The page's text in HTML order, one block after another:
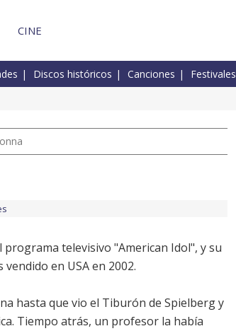
CINE
Discos históricos Canciones Festivales
televisivo "American Idol", y su
en USA en 2002.
hasta que vio el Tiburón de Spielberg y
Tiempo atrás, un profesor la había